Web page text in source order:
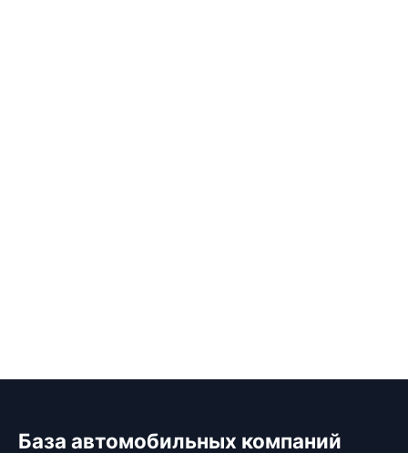
База автомобильных компаний